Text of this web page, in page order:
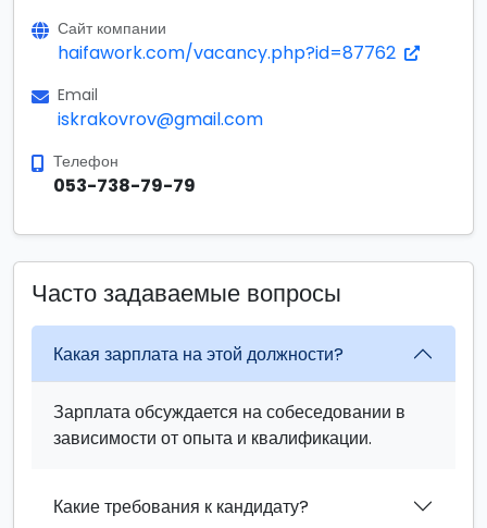
Сайт компании
haifawork.com/vacancy.php?id=87762
Email
iskrakovrov@gmail.com
Телефон
053-738-79-79
Часто задаваемые вопросы
Какая зарплата на этой должности?
Зарплата обсуждается на собеседовании в
зависимости от опыта и квалификации.
Какие требования к кандидату?